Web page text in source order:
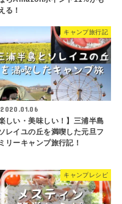
る！
キャンプ旅行記
2020.01.06
楽しい・美味しい！】三浦半島
レイユの丘を満喫した元旦フ
リーキャンプ旅行記！
キャンプレシピ